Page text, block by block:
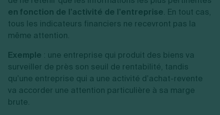
en fonction de l’activité de l’entreprise. En tout cas,
tous les indicateurs financiers ne recevront pas la
même attention.
Exemple : une entreprise qui produit des biens va
surveiller de près son seuil de rentabilité, tandis
qu’une entreprise qui a une activité d’achat-revente
va accorder une attention particulière à sa marge
brute.